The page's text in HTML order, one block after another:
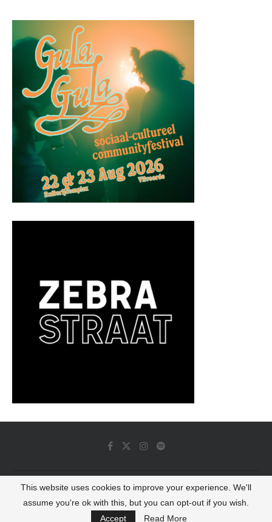
© 2022 - Luminous Dash All Rights Reserved
BACK TO TOP
This website uses cookies to improve your experience. We'll
assume you're ok with this, but you can opt-out if you wish.
Accept
Read More